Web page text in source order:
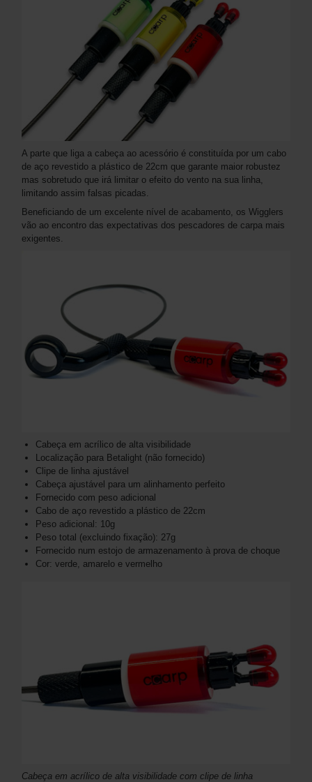
A parte que liga a cabeça ao acessório é constituída por um cabo
de aço revestido a plástico de 22cm que garante maior robustez
mas sobretudo que irá limitar o efeito do vento na sua linha,
limitando assim falsas picadas.
Beneficiando de um excelente nível de acabamento, os Wigglers
vão ao encontro das expectativas dos pescadores de carpa mais
exigentes.
Cabeça em acrílico de alta visibilidade
Localização para Betalight (não fornecido)
Clipe de linha ajustável
Cabeça ajustável para um alinhamento perfeito
Fornecido com peso adicional
Cabo de aço revestido a plástico de 22cm
Peso adicional: 10g
Peso total (excluindo fixação): 27g
Fornecido num estojo de armazenamento à prova de choque
Cor: verde, amarelo e vermelho
Cabeça em acrílico de alta visibilidade com clipe de linha